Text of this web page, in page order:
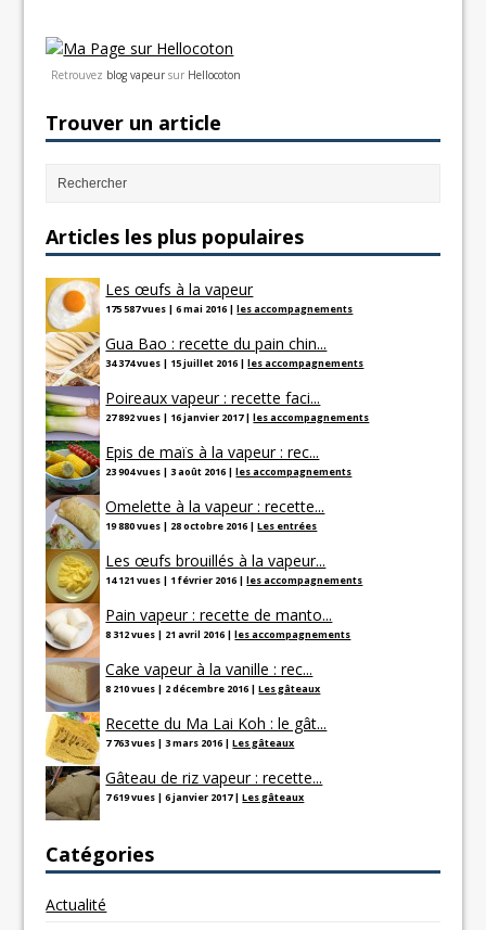
Retrouvez blog vapeur sur Hellocoton
Trouver un article
Articles les plus populaires
Les œufs à la vapeur
175 587 vues |6 mai 2016 |les accompagnements
Gua Bao : recette du pain chin...
34 374 vues | 15 juillet 2016 |les accompagnements
Poireaux vapeur : recette faci...
27 892 vues | 16 janvier 2017|les accompagnements
Epis de maïs à la vapeur : rec...
23 904 vues |3 août 2016 |les accompagnements
Omelette à la vapeur : recette...
19 880 vues | 28 octobre 2016 |Les entrées
Les œufs brouillés à la vapeur...
14 121 vues | 1 février 2016 |les accompagnements
Pain vapeur : recette de manto...
8 312 vues | 21 avril 2016 |les accompagnements
Cake vapeur à la vanille : rec...
8 210 vues | 2 décembre 2016 |Les gâteaux
Recette du Ma Lai Koh : le gât...
7 763 vues |3 mars 2016 |Les gâteaux
Gâteau de riz vapeur : recette...
7 619 vues |6 janvier 2017|Les gâteaux
Catégories
Actualité